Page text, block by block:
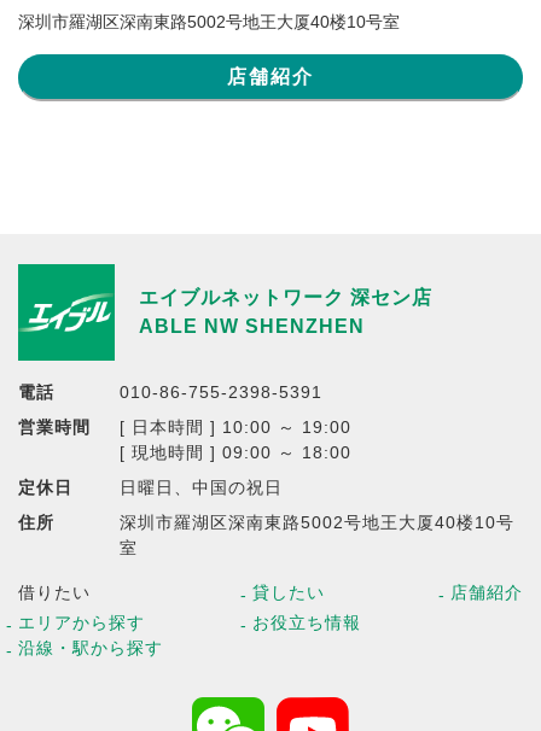
深圳市羅湖区深南東路5002号地王大厦40楼10号室
店舗紹介
エイブルネットワーク 深セン店
ABLE NW SHENZHEN
電話
010-86-755-2398-5391
営業時間
[ 日本時間 ] 10:00 ～ 19:00
[ 現地時間 ] 09:00 ～ 18:00
定休日
日曜日、中国の祝日
住所
深圳市羅湖区深南東路5002号地王大厦40楼10号
室
借りたい
エリアから探す
沿線・駅から探す
貸したい
お役立ち情報
店舗紹介